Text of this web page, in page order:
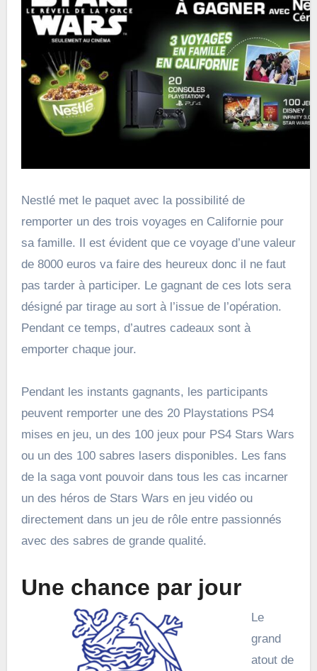
Nestlé met le paquet avec la possibilité de
remporter un des trois voyages en Californie pour
sa famille. Il est évident que ce voyage d’une valeur
de 8000 euros va faire des heureux donc il ne faut
pas tarder à participer. Le gagnant de ces lots sera
désigné par tirage au sort à l’issue de l’opération.
Pendant ce temps, d’autres cadeaux sont à
emporter chaque jour.
Pendant les instants gagnants, les participants
peuvent remporter une des 20 Playstations PS4
mises en jeu, un des 100 jeux pour PS4 Stars Wars
ou un des 100 sabres lasers disponibles. Les fans
de la saga vont pouvoir dans tous les cas incarner
un des héros de Stars Wars en jeu vidéo ou
directement dans un jeu de rôle entre passionnés
avec des sabres de grande qualité.
Une chance par jour
Le
grand
atout de